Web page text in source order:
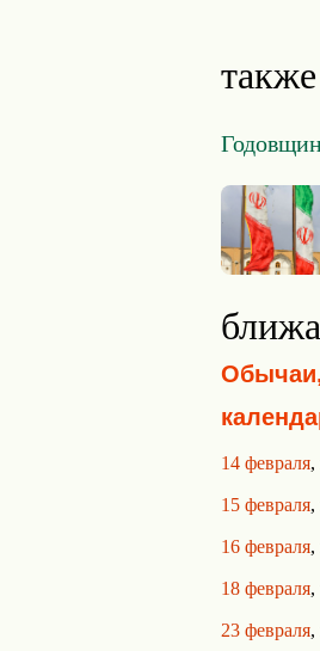
14 февраля,
15 февраля,
16 февраля,
18 февраля,
23 февраля,